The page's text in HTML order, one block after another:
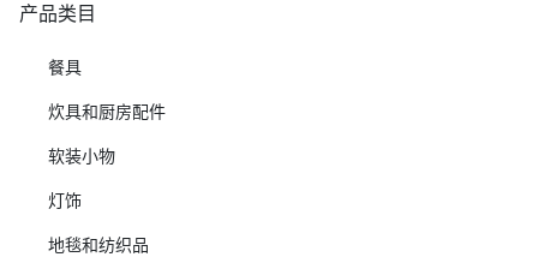
产品类目
餐具
炊具和厨房配件
软装小物
灯饰
地毯和纺织品